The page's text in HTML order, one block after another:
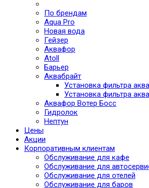
По брендам
Aqua Pro
Новая вода
Гейзер
Аквафор
Atoll
Барьер
Аквабрайт
Установка фильтра
Установка фильтра
Аквафор Вотер Босс
Гидролок
Нептун
Цены
Акции
Корпоративным клиентам
Обслуживание для кафе
Обслуживание для
Обслуживание для отелей
Обслуживание для баров